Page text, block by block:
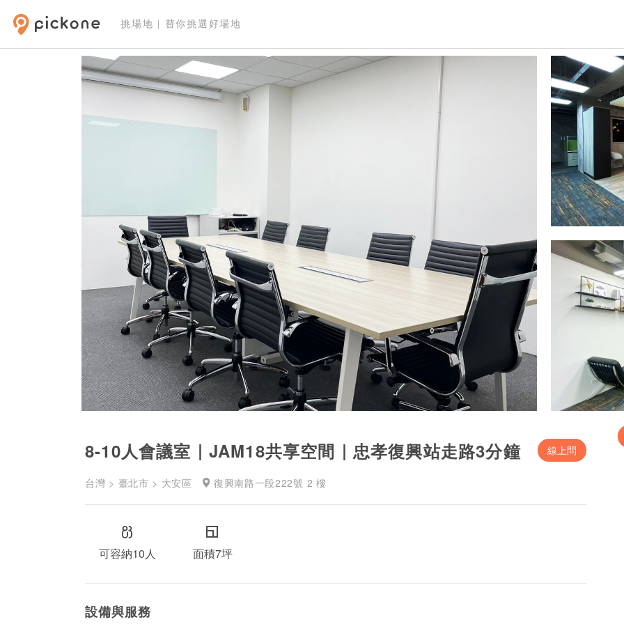
挑場地 | 替你挑選好場地
8-10人會議室｜JAM18共享空間｜忠孝復興站走路3分鐘 線上問
台灣 > 臺北市 > 大安區 復興南路一段222號 2 樓
可容納10人 面積7坪
設備與服務